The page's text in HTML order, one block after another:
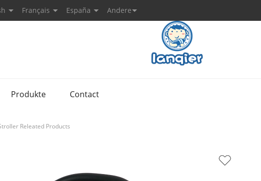
Français España Andere
Produkte Contact
Releated Products